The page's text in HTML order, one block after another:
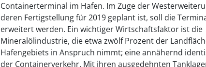
Containerterminal im Hafen. Im Zuge der
deren Fertigstellung für 2019 geplant ist, soll die
erweitert werden. Ein wichtiger Wirtschaftsfaktor ist die
Mineralölindustrie, die etwa zwölf Prozent der
Hafengebiets in Anspruch nimmt; eine annähernd
der Containerverkehr. Mit ihren ausgedehnten